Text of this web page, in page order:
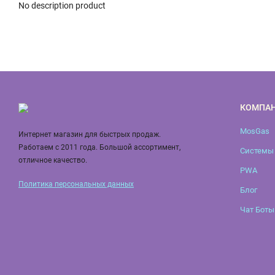
No description product
Интернет магазин для быстрых продаж.
Работаем с 2011 года. Большой ассортимент,
отличное качество.
Политика персональных данных
MosGas
Системы
PWA
Блог
Чат Боты